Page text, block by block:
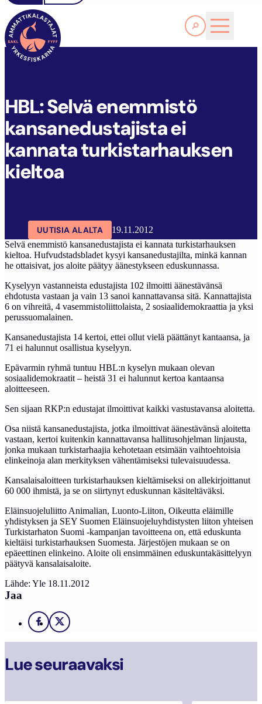
Lue lisää
SAKL
HBL: Selvä enemmistö
kansanedustajista ei
kannata turkistarhauksen
kieltoa
UUTISIA ALALTA
19.11.2012
Selvä enemmistö kansanedustajista ei kannata turkistarhauksen
kieltoa. Hufvudstadsbladet kysyi kansanedustajilta, minkä kannan
he ottaisivat, jos aloite päätyy äänestykseen eduskunnassa.
Kyselyyn vastanneista edustajista 102 ilmoitti äänestävänsä
ehdotusta vastaan ja vain 13 sanoi kannattavansa sitä. Kannattajista
6 on vihreitä, 4 vasemmistoliittolaista, 2 sosiaalidemokraattia ja yksi
perussuomalainen.
Kansanedustajista 14 kertoi, ettei ollut vielä päättänyt kantaansa, ja
71 ei halunnut osallistua kyselyyn.
Epävarmin ryhmä tuntuu HBL:n kyselyn mukaan olevan
sosiaalidemokraatit – heistä 31 ei halunnut kertoa kantaansa
aloitteeseen.
Sen sijaan RKP:n edustajat ilmoittivat kaikki vastustavansa aloitetta.
Osa niistä kansanedustajista, jotka ilmoittivat äänestävänsä aloitetta
vastaan, kertoi kuitenkin kannattavansa hallitusohjelman linjausta,
jonka mukaan turkistarhaajia kehotetaan etsimään vaihtoehtoisia
elinkeinoja alan merkityksen vähentämiseksi tulevaisuudessa.
Kansalaisaloitteen turkistarhauksen kieltämiseksi on allekirjoittanut
60 000 ihmistä, ja se on siirtynyt eduskunnan käsiteltäväksi.
Eläinsuojeluliitto Animalian, Luonto-Liiton, Oikeutta eläimille
yhdistyksen ja SEY Suomen Eläinsuojeluyhdistysten liiton yhteisen
Turkistarhaton Suomi -kampanjan tavoitteena on, että eduskunta
kieltäisi turkistarhauksen Suomesta. Järjestöjen mukaan se on
epäeettinen elinkeino. Aloite oli ensimmäinen eduskuntakäsittelyyn
päätyvä kansalaisaloite.
Lähde: Yle 18.11.2012
Jaa
Facebook
X
Lue seuraavaksi